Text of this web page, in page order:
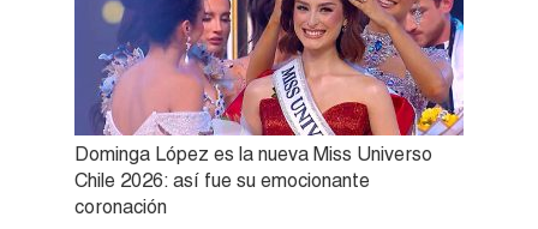
Dominga López es la nueva Miss Universo
Chile 2026: así fue su emocionante
coronación